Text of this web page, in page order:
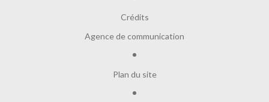
Crédits
Agence de communication
Plan du site